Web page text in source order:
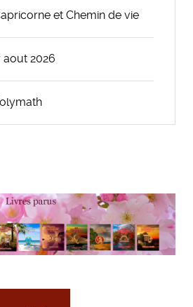
et Chemin de vie
aout 2026